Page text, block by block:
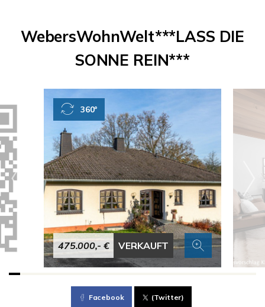
WebersWohnWelt***LASS DIE
SONNE REIN***
475.000,- € VERKAUFT
360°
Facebook (Twitter)